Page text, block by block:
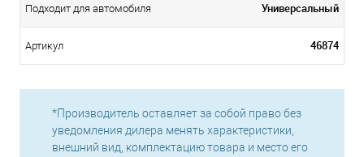
Подходит для автомобиля Универсальный
Артикул 46874
*Производитель оставляет за собой право без
уведомления дилера менять характеристики,
внешний вид, комплектацию товара и место его